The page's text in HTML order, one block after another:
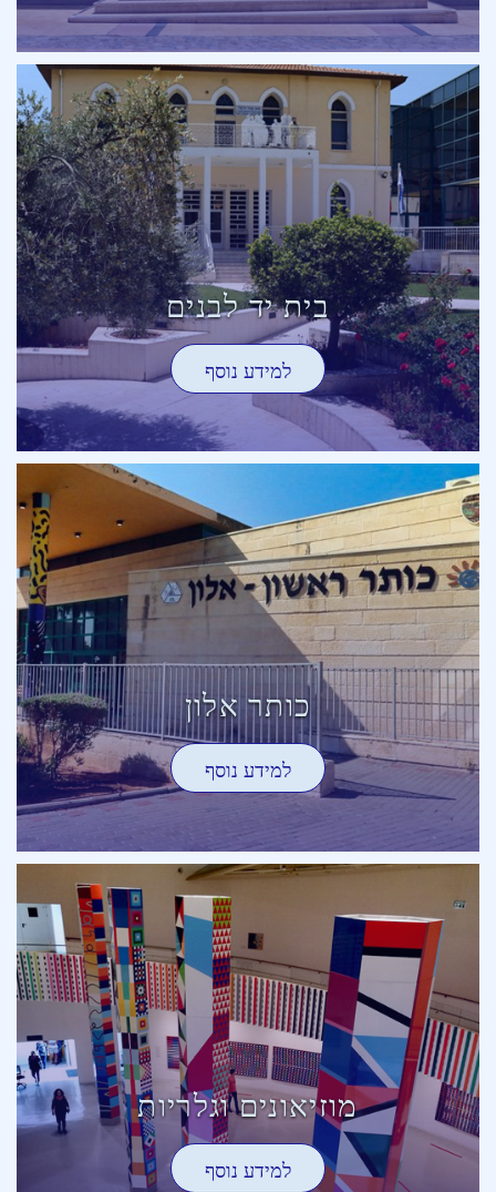
בית יד לבנים
למידע נוסף
כותר אלון
למידע נוסף
מוזיאונים וגלריות
למידע נוסף